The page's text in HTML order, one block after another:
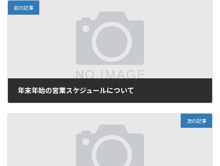
前の記事
年末年始の営業スケジュールについて
次の記事